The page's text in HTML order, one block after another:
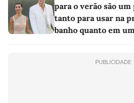
para o verão são
tanto para usar na
banho quanto em
PUBLICIDADE